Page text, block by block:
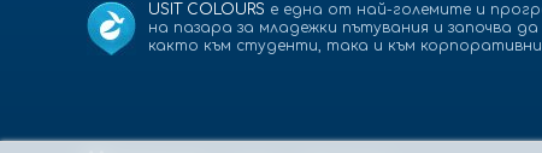
USIT COLOURS е една от най-големите и
на пазара за младежки пътувания и започва
както към студенти, така и към